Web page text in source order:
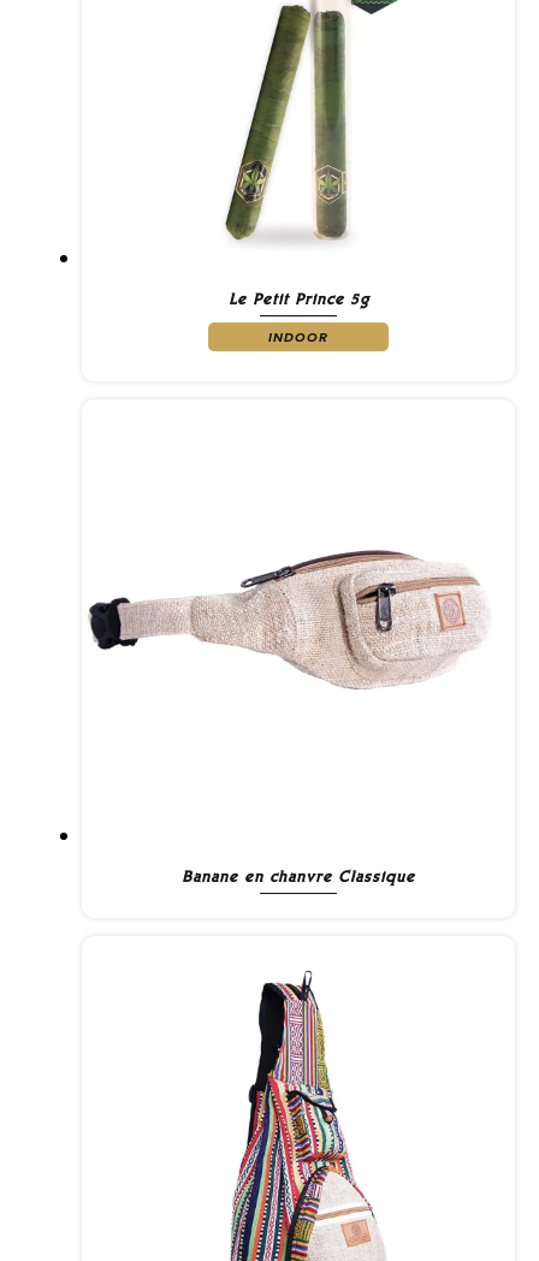
Le Petit Prince 5g
INDOOR
Banane en chanvre Classique